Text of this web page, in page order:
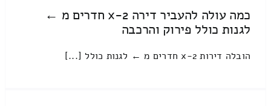
כמה עולה להעביר דירה 2-x חדרים מ ←
לגנות כולל פירוק והרכבה
הובלה דירות 2-x חדרים מ ← לגנות כולל [...]